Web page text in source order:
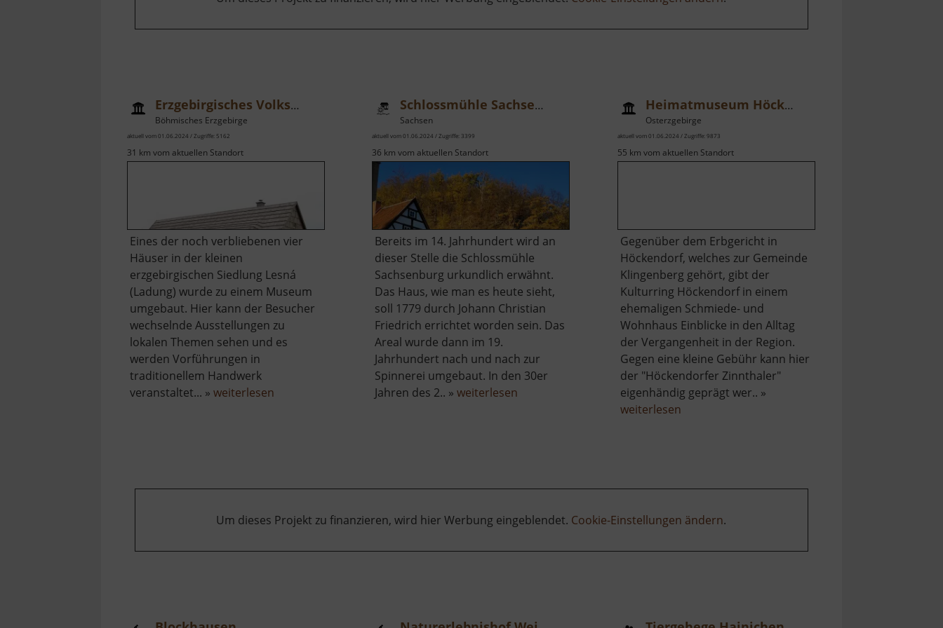
Erzgebirgisches Volkshaus Lesná
Böhmisches Erzgebirge
aktuell vom 01.06.2024 / Zugriffe: 5162
31 km vom aktuellen Standort
Eines der noch verbliebenen vier
Häuser in der kleinen
erzgebirgischen Siedlung Lesná
(Ladung) wurde zu einem Museum
umgebaut. Hier kann der Besucher
wechselnde Ausstellungen zu
lokalen Themen sehen und es
werden Vorführungen in
traditionellem Handwerk
veranstaltet... » weiterlesen
Schlossmühle Sachsenburg
Sachsen
aktuell vom 01.06.2024 / Zugriffe: 3399
36 km vom aktuellen Standort
Bereits im 14. Jahrhundert wird an
dieser Stelle die Schlossmühle
Sachsenburg urkundlich erwähnt.
Das Haus, wie man es heute sieht,
soll 1779 durch Johann Christian
Friedrich errichtet worden sein. Das
Areal wurde dann im 19.
Jahrhundert nach und nach zur
Spinnerei umgebaut. In den 30er
Jahren des 2.. »weiterlesen
Heimatmuseum Höckendorf
Osterzgebirge
aktuell vom 01.06.2024 / Zugriffe: 9873
55 km vom aktuellen Standort
Gegenüber dem Erbgericht in
Höckendorf, welches zur Gemeinde
Klingenberg gehört, gibt der
Kulturring Höckendorf in einem
ehemaligen Schmiede- und
Wohnhaus Einblicke in den Alltag
der Vergangenheit in der Region.
Gegen eine kleine Gebühr kann hier
der "Höckendorfer Zinnthaler"
eigenhändig geprägt wer.. »
weiterlesenüber
Um dieses Projekt zu finanzieren, wird hier Werbung eingeblendet. Cookie-Einstellungen ändern.